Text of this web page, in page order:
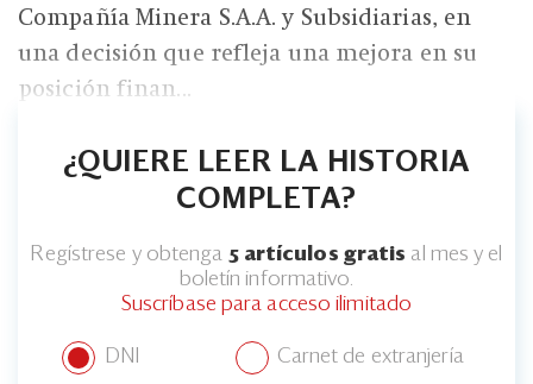
Blogs
Ranking CEO
Edición Impresa
Compañía Minera S.A.A. y Subsidiarias, en
una decisión que refleja una mejora en su
posición finan...
¿QUIERE LEER LA HISTORIA
COMPLETA?
Regístrese y obtenga 5 artículos gratis al mes y el
boletín informativo.
Suscríbase para acceso ilimitado
DNI Carnet de extranjería